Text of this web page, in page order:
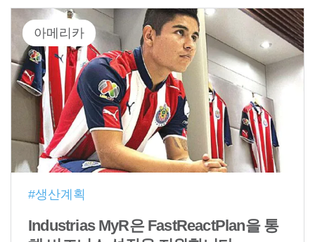
아메리카
#생산계획
Industrias MyR은 FastReactPlan을 통